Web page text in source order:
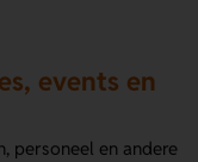
events en
personeel en andere